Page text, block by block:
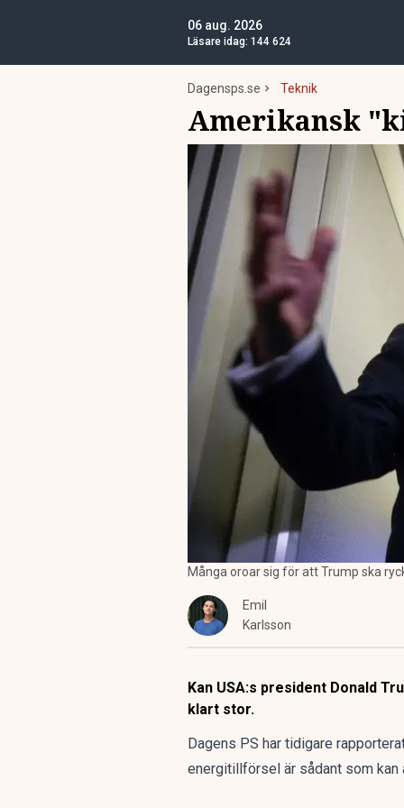
06 aug. 2026
Läsare idag: 144 624
Dagensps.se Teknik
Amerikansk
Många oroar sig för att Trump ska
Emil
Karlsson
Kan USA:s president Donald
klart stor.
Dagens PS har tidigare
energitillförsel är sådant som